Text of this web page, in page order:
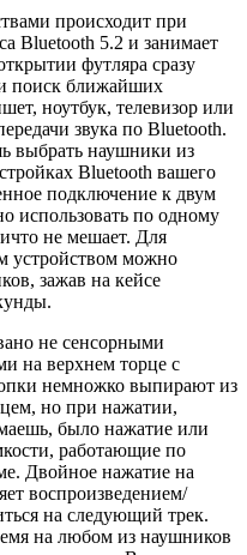
происходит при
Bluetooth 5.2 и занимает
футляра сразу
поиск ближайших
ноутбук, телевизор или
звука по Bluetooth.
выбрать наушники из
Bluetooth вашего
подключение к двум
использовать по одному
не мешает. Для
устройством можно
зажав на кейсе
не сенсорными
на верхнем торце с
немножко выпирают из
но при нажатии,
было нажатие или
работающие по
Двойное нажатие на
воспроизведением/
на следующий трек.
на любом из наушников